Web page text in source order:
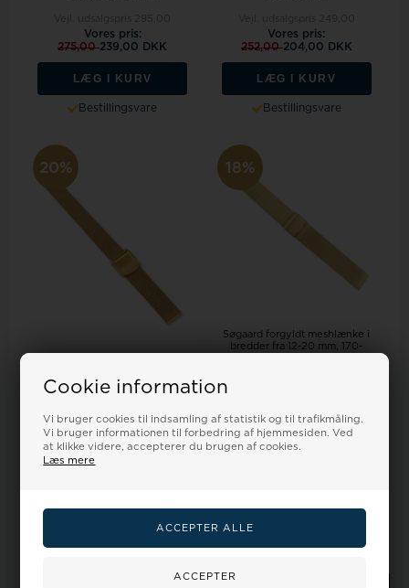
Cookie information
Vi bruger cookies til indsamling af statistik og til trafikmåling.
Vi bruger informationen til forbedring af hjemmesiden. Ved
at klikke videre, accepterer du brugen af cookies.
Læs mere
Vores pris:
275,00239,00 DKK
LÆG I KURV
Bestillingsvare
Vores pris:
252,00204,00 DKK
LÆG I KURV
Bestillingsvare
20%
Orignal forgyldt Skagen mesh
lænke til modellerne
Vores pris:
750,00599,00 DKK
På lager
18%
Søgaard forgyldt meshlænke i
bredder fra 12-20 mm, 170-
Vejl. udsalgspris295,00
Vores pris:
249,00239,00 DKK
Bestillingsvare
18%